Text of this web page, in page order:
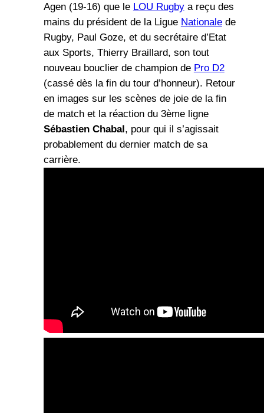
Agen (19-16) que le LOU Rugbya reçu des
mains du président de la Ligue Nationalede
Rugby, Paul Goze, et du secrétaire d’Etat
aux Sports, Thierry Braillard, son tout
nouveau bouclier de champion de Pro D2
(cassé dès la fin du tour d’honneur). Retour
en images sur les scènes de joie de la fin
de match et la réaction du 3ème ligne
Sébastien Chabal, pour qui il s’agissait
probablement du dernier match de sa
carrière.